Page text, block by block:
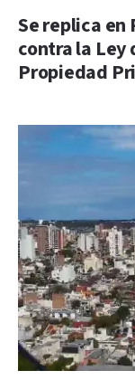
Se replica en
contra la
Propiedad